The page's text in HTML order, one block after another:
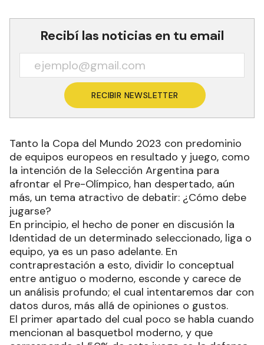
Recibí las noticias en tu email
RECIBIR NEWSLETTER
Tanto la Copa del Mundo 2023 con predominio
de equipos europeos en resultado y juego, como
la intención de la Selección Argentina para
afrontar el Pre-Olímpico, han despertado, aún
más, un tema atractivo de debatir: ¿Cómo debe
jugarse?
En principio, el hecho de poner en discusión la
Identidad de un determinado seleccionado, liga o
equipo, ya es un paso adelante. En
contraprestación a esto, dividir lo conceptual
entre antiguo o moderno, esconde y carece de
un análisis profundo; el cual intentaremos dar con
datos duros, más allá de opiniones o gustos.
El primer apartado del cual poco se habla cuando
mencionan al basquetbol moderno, y que